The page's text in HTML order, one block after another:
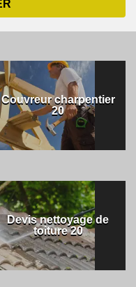
Couvreur charpentier
20
Devis nettoyage de
toiture 20